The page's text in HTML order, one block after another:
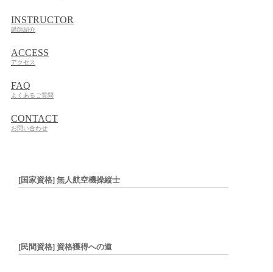
INSTRUCTOR
講師紹介
ACCESS
アクセス
FAQ
よくあるご質問
CONTACT
お問い合わせ
[国家資格] 無人航空機操縦士
[民間資格] 資格獲得への道